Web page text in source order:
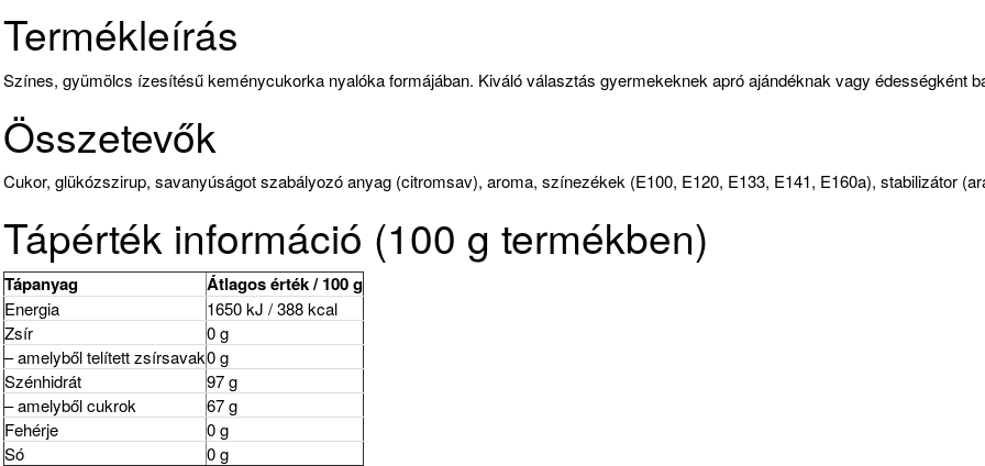
Termékleírás
Színes, gyümölcs ízesítésű keménycukorka nyalóka formájában. Kiváló választás gyermekeknek apró ajándéknak vagy édességként
Összetevők
Cukor, glükózszirup, savanyúságot szabályozó anyag (citromsav), aroma, színezékek (E100, E120, E133, E141, E160a), stabilizátor
Tápérték információ (100 g termékben)
Tápanyag Átlagos érték / 100 g
Energia
1650 kJ / 388 kcal
Zsír
0 g
– amelyből telített zsírsavak0 g
Szénhidrát
97 g
– amelyből cukrok
67 g
Fehérje
0 g
Só
0 g